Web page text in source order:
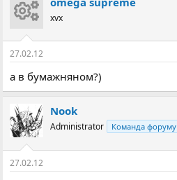
xvx
27.02.12
а в бумажняном?)
Nook
Administrator Команда форуму
27.02.12